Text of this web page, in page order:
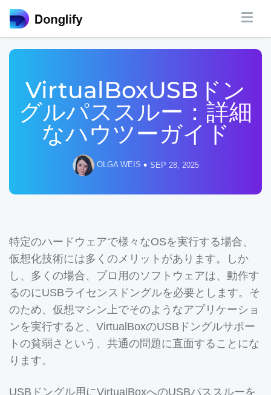
VirtualBoxUSBドン
グルパススルー：詳細
なハウツーガイド
OLGA WEIS • SEP 28, 2025
特定のハードウェアで様々なOSを実行する場合、
仮想化技術には多くのメリットがあります。しか
し、多くの場合、プロ用のソフトウェアは、動作す
るのにUSBライセンスドングルを必要とします。そ
のため、仮想マシン上でそのようなアプリケーショ
ンを実行すると、VirtualBoxのUSBドングルサポー
トの貧弱さという、共通の問題に直面することにな
ります。
USBドングル用にVirtualBoxへのUSBパススルーを